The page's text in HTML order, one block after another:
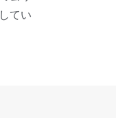
てい